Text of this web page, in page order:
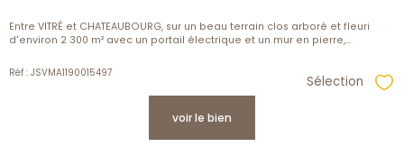
Entre VITRÉ et CHATEAUBOURG, sur un beau terrain clos arboré et fleuri
d'environ 2 300 m² avec un portail électrique et un mur en pierre,...
Réf : JSVMA1190015497
Sélection
voir le bien